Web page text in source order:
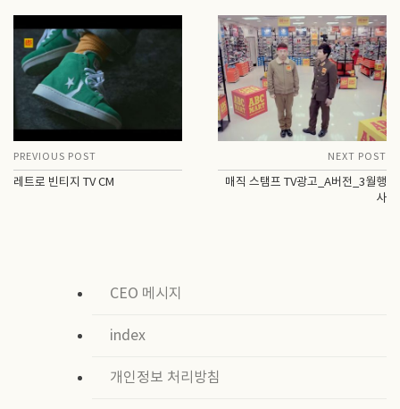
PREVIOUS POST
레트로 빈티지 TV CM
NEXT POST
매직 스탬프 TV광고_A버전_3월행
사
CEO 메시지
index
개인정보 처리방침